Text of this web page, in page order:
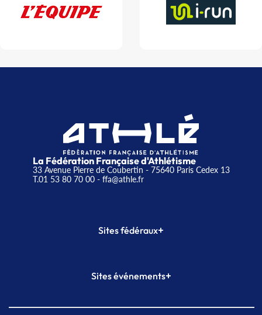
La Fédération Française d'Athlétisme
33 Avenue Pierre de Coubertin - 75640 Paris Cedex 13
T.01 53 80 70 00- ffa@athle.fr
Sites fédéraux+
Plateforme Formation
Sites événements+
Meeting de Paris indoor